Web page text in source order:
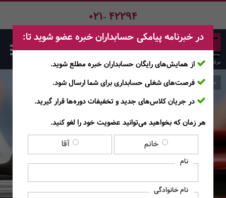
021- 42294
دوره‌های DBA / MBA
صفحه اصلی دوره‌های DBA / MBA
در خبرنامه پیامکی حسابداران خبره عضو شوید تا:
از همایش‌های رایگانحسابداران خبره مطلع ‎شوید.
فرصت‌های شغلیحسابداری برای شما ارسال شود.
در جریانکلاس‌های جدید و تخفیفات دوره‌هاقرار گیرید.
هر زمان که بخواهید می‌توانید عضویت خود را لغو کنید.
خانم آقا
نام
نام خانوادگی